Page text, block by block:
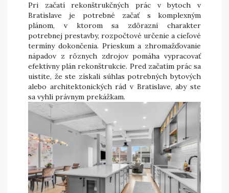
Pri začatí rekonštrukčných prác v bytoch v
Bratislave je potrebné začať s komplexným
plánom, v ktorom sa zdôrazní charakter
potrebnej prestavby, rozpočtové určenie a cieľové
termíny dokončenia. Prieskum a zhromažďovanie
nápadov z rôznych zdrojov pomáha vypracovať
efektívny plán rekonštrukcie. Pred začatím prác sa
uistite, že ste získali súhlas potrebných bytových
alebo architektonických rád v Bratislave, aby ste
sa vyhli právnym prekážkam.